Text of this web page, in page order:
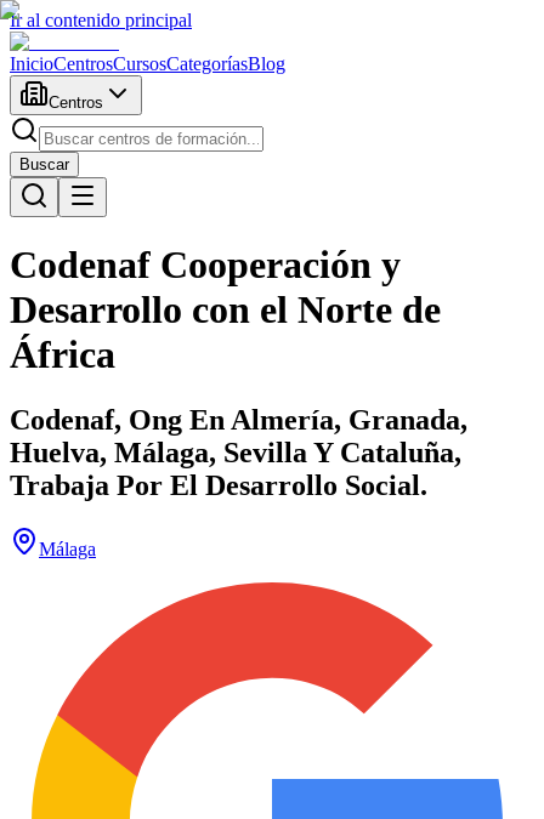
Ir al contenido principal
InicioCentrosCursosCategoríasBlog
Centros
Buscar
Codenaf Cooperación y
Desarrollo con el Norte de
África
Codenaf, Ong En Almería, Granada,
Huelva, Málaga, Sevilla Y Cataluña,
Trabaja Por El Desarrollo Social.
Málaga